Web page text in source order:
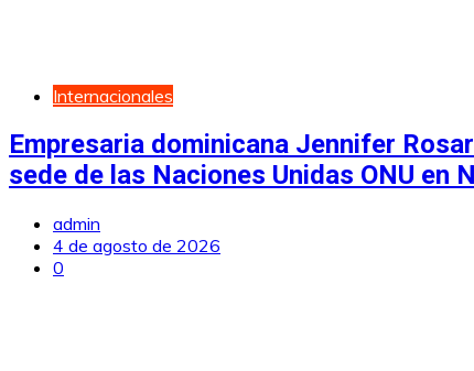
Internacionales
Empresaria dominicana Jennifer
sede de las Naciones Unidas ONU en
admin
4 de agosto de 2026
0